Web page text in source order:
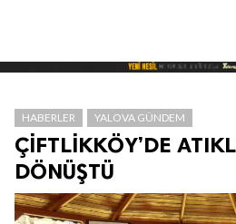
HABERLER YALOVA GÜNDEM
ÇİFTLİKKÖY’DE
DÖNÜŞTÜ